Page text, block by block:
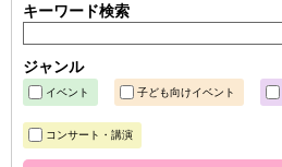
キーワード検索
ジャンル
イベント 子ども向けイベント
コンサート・講演